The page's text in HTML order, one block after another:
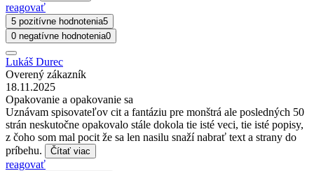
reagovať
5 pozitívne hodnotenia5
0 negatívne hodnotenia0
Lukáš Durec
Overený zákazník
18.11.2025
Opakovanie a opakovanie sa
Uznávam spisovateľov cit a fantáziu pre monštrá ale posledných 50
strán neskutočne opakovalo stále dokola tie isté veci, tie isté popisy,
z čoho som mal pocit že sa len nasilu snaží nabrať text a strany do
príbehu.
Čítať viac
reagovať